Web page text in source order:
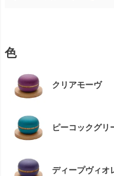
色
クリアモーヴ
ピーコックグリ
ディープヴィオ